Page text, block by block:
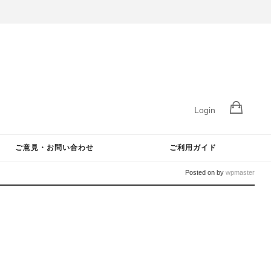
Login
ご意見・お問い合わせ ご利用ガイド
Posted on bywpmaster